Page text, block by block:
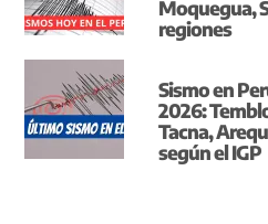
Moquegua,
regiones
Sismo en
2026:
Tacna,
según el IGP